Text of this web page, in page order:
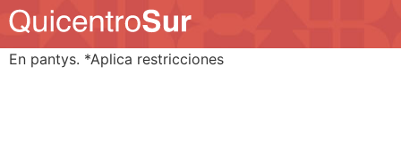
En pantys. *Aplica restricciones